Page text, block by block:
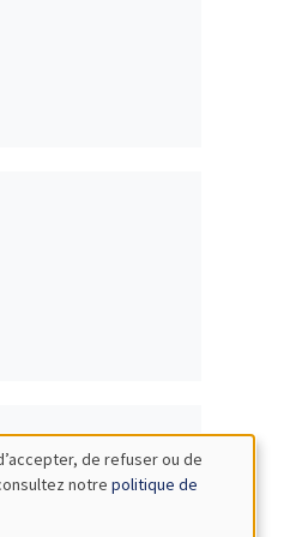
de refuser ou de
notre politique de